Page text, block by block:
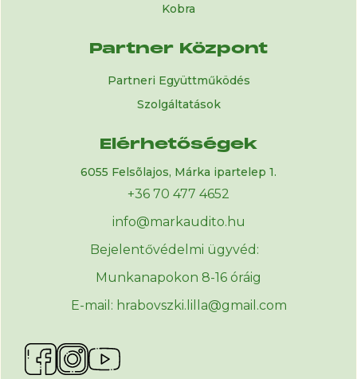
Kobra
Partner Központ
Partneri Együttműködés
Szolgáltatások
Elérhetőségek
6055 Felsõlajos, Márka ipartelep 1.
+36 70 477 4652
info@markaudito.hu
Bejelentővédelmi ügyvéd:
Munkanapokon 8-16 óráig
E-mail: hrabovszki.lilla@gmail.com